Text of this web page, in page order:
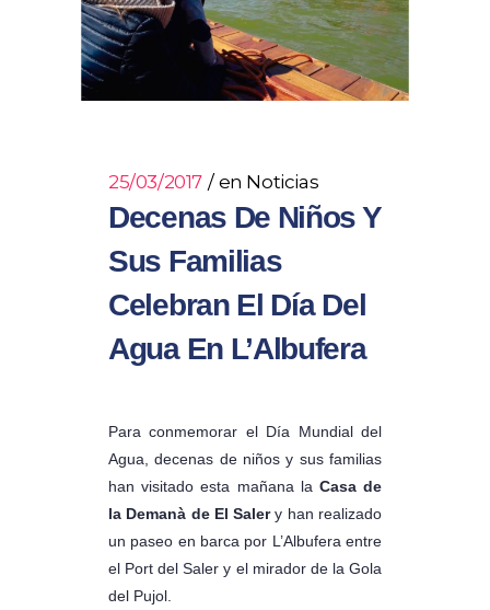
25/03/2017 en Noticias
Decenas De Niños Y
Sus Familias
Celebran El Día Del
Agua En L’Albufera
Para conmemorar el Día Mundial del
Agua, decenas de niños y sus familias
han visitado esta mañana la Casa de
la Demanà de El Salery han realizado
un paseo en barca por L’Albufera entre
el Port del Saler y el mirador de la Gola
del Pujol.